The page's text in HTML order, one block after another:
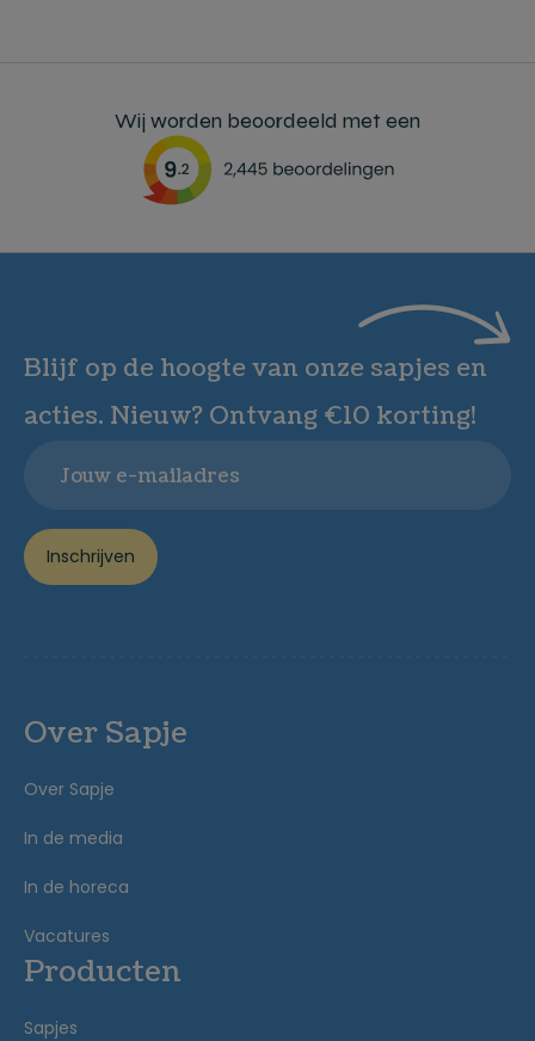
Wij worden beoordeeld met een
Blijf op de hoogte van onze sapjes en
acties. Nieuw? Ontvang €10 korting!
Inschrijven
Over Sapje
Over Sapje
In de media
In de horeca
Vacatures
Producten
Sapjes